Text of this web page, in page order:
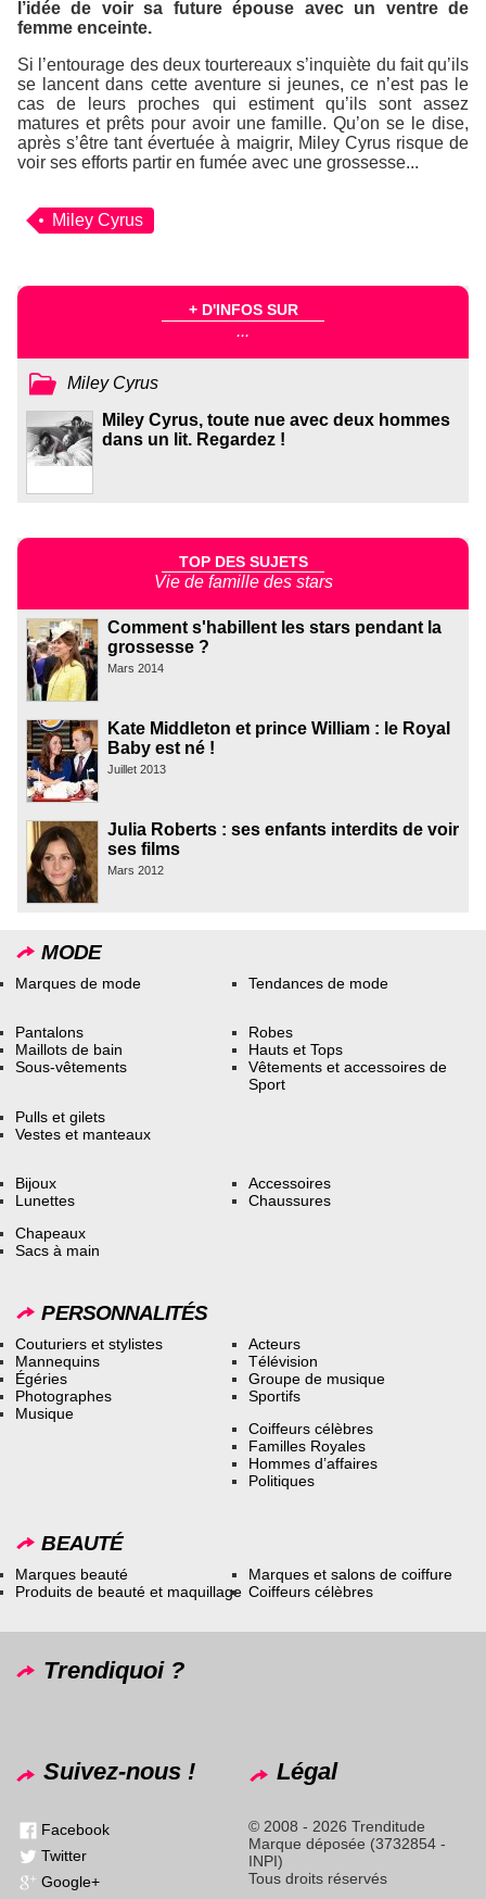
l’idée de voir sa future épouse avec un ventre de
femme enceinte.
Si l’entourage des deux tourtereaux s’inquiète du fait qu’ils
se lancent dans cette aventure si jeunes, ce n’est pas le
cas de leurs proches qui estiment qu’ils sont assez
matures et prêts pour avoir une famille. Qu’on se le dise,
après s’être tant évertuée à maigrir, Miley Cyrus risque de
voir ses efforts partir en fumée avec une grossesse...
Miley Cyrus
+ D'INFOS SUR
...
Miley Cyrus
Miley Cyrus, toute nue avec deux hommes
dans un lit. Regardez !
TOP DES SUJETS
Vie de famille des stars
Comment s'habillent les stars pendant la
grossesse ?
Mars 2014
Kate Middleton et prince William : le Royal
Baby est né !
Juillet 2013
Julia Roberts : ses enfants interdits de voir
ses films
Mars 2012
MODE
Marques de mode Tendances de mode
Pantalons
Maillots de bain
Sous-vêtements
Robes
Hauts et Tops
Vêtements et accessoires de
Sport
Pulls et gilets
Vestes et manteaux
Bijoux
Lunettes
Accessoires
Chaussures
Chapeaux
Sacs à main
PERSONNALITÉS
Couturiers et stylistes
Mannequins
Égéries
Photographes
Musique
Acteurs
Télévision
Groupe de musique
Sportifs
Coiffeurs célèbres
Familles Royales
Hommes d’affaires
Politiques
BEAUTÉ
Marques beauté
Produits de beauté et maquillage
Marques et salons de coiffure
Coiffeurs célèbres
Trendiquoi ?
Suivez-nous !
Facebook
Twitter
Google+
Légal
© 2008 - 2026 Trenditude
Marque déposée (3732854 -
INPI)
Tous droits réservés